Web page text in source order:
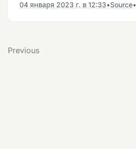
04 января 2023 г. в 12:33•Source•
Previous